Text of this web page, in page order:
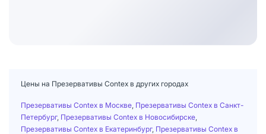
Цены на Презервативы Contex в других городах
Презервативы Contex в Москве Презервативы Contex в Санкт-
Петербург, Презервативы Contex в Новосибирске
Презервативы Contex в Екатеринбург, Презервативы Contex в